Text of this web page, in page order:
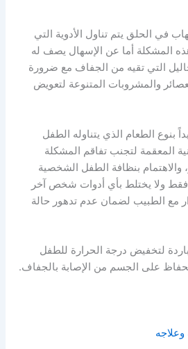
في الحلق يتم تناول الأدوية التي
المشكلة أما عن الإسهال يصف له
التي تقيه من الجفاف مع ضرورة
والمشروبات المتنوعة لتعويض
بنوع الطعام الذي يتناوله الطفل
المعقمة لتجنب تفاقم المشكلة
بنظافة الطفل الشخصية
ولا يختلط بأي أدوات شخص آخر
مع الطبيب لضمان عدم تدهور حالة
لتخفيض درجة الحرارة للطفل
على الجسم من الإصابة بالجفاف.
وعلاجه